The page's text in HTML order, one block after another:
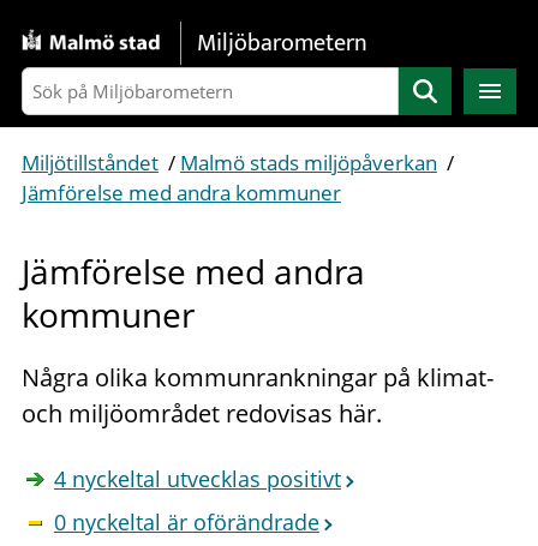
Gå direkt till sidans innehåll
Miljöbarometern
Sök
Miljötillståndet / Malmö stads miljöpåverkan /
Jämförelse med andra kommuner
Jämförelse med andra
kommuner
Några olika kommunrankningar på klimat-
och miljöområdet redovisas här.
4 nyckeltal utvecklas positivt
0 nyckeltal är oförändrade